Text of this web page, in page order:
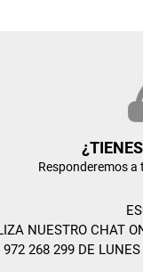
Responderemos a
NUESTRO CHAT
268 299 DE